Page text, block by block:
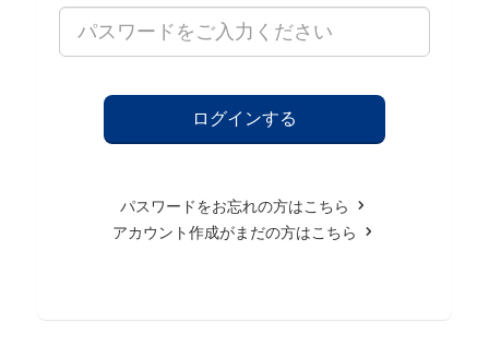
パスワードをお忘れの方はこちら
アカウント作成がまだの方はこちら